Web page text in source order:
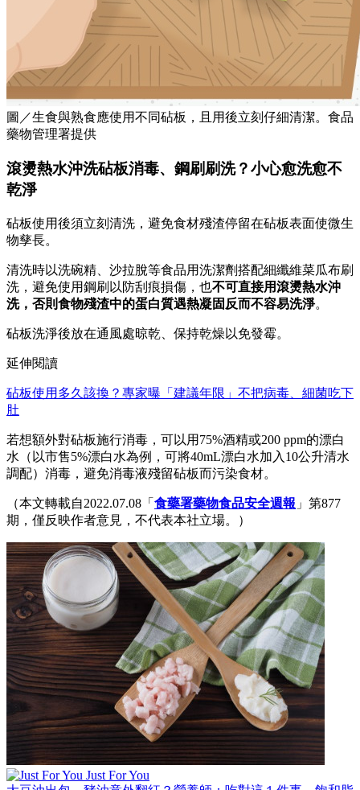
圖／生食與熟食應使用不同砧板，且用後立刻仔細清潔。食品
藥物管理署提供
滾燙熱水沖洗砧板消毒、鋼刷刷洗？小心愈洗愈不
乾淨
砧板使用後須立刻清洗，避免食材殘渣停留在砧板表面使微生
物孳長。
清洗時以洗碗精、沙拉脫等食品用洗潔劑搭配細纖維菜瓜布刷
洗，避免使用鋼刷以防刮痕損傷，也不可直接用滾燙熱水沖
洗，否則食物殘渣中的蛋白質遇熱凝固反而不容易洗淨。
砧板洗淨後放在通風處晾乾、保持乾燥以免發霉。
延伸閱讀
砧板使用多久該換？專家曝「建議年限」不把病毒、細菌吃下
肚
若想額外對砧板施行消毒，可以用75%酒精或200 ppm的漂白
水（以市售5%漂白水為例，可將40mL漂白水加入10公升清水
調配）消毒，避免消毒液殘留砧板而污染食材。
（本文轉載自2022.07.08「 食藥署藥物食品安全週報 」第877
期，僅反映作者意見，不代表本社立場。）
Just For You